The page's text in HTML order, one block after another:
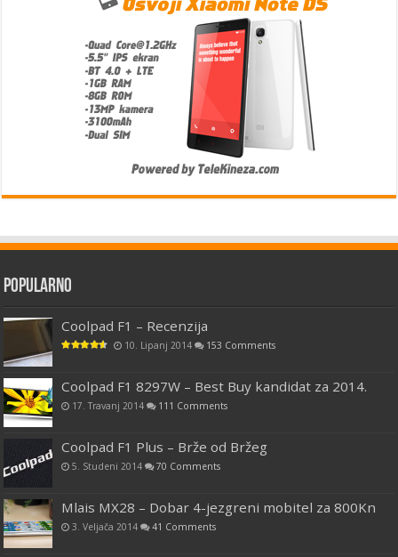
Popularno
Coolpad F1 – Recenzija
10. Lipanj 2014 153 Comments
Coolpad F1 8297W – Best Buy kandidat za 2014.
17. Travanj 2014 111 Comments
Coolpad F1 Plus – Brže od Bržeg
5. Studeni 2014 70 Comments
Mlais MX28 – Dobar 4-jezgreni mobitel za 800Kn
3. Veljača 2014 41 Comments